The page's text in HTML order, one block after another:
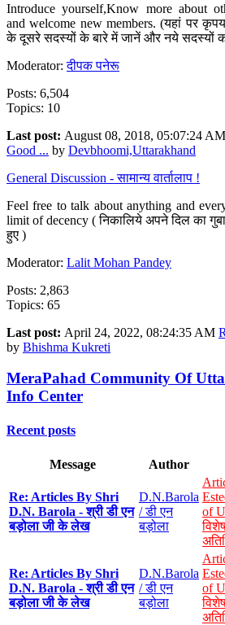
Introduce yourself,Know more about
and welcome new members. (यहां पर
के दूसरे सदस्यों के बारे में जानें और नये सदस्यों
Moderator:दीपक पनेरू
Posts: 6,504
Topics: 10
Last post: August 08, 2018, 05:07:24 AM
Good ... by Devbhoomi,Uttarakhand
General Discussion - सामान्य वार्तालाप !
Feel free to talk about anything and
limit of decency ( निकालिये अपने दिल का
हुए )
Moderator: Lalit Mohan Pandey
Posts: 2,863
Topics: 65
Last post: April 24, 2022, 08:24:35 AM
by Bhishma Kukreti
MeraPahad Community Of
Info Center
Recent posts
Message Author
Re: Articles By Shri
D.N. Barola - श्री डी एन
बड़ोला जी के लेख
D.N.Barola
/ डी एन
बड़ोला
of
Re: Articles By Shri
D.N. Barola - श्री डी एन
बड़ोला जी के लेख
D.N.Barola
/ डी एन
बड़ोला
of